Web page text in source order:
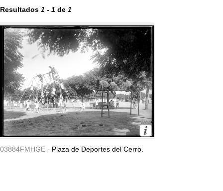
Resultados 1 - 1 de 1
03884FMHGE - Plaza de Deportes del Cerro.